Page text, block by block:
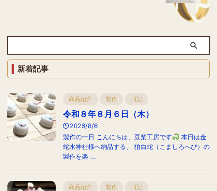
新着記事
商品紹介 製作 日記
令和８年８月６日（木）
2026/8/6
製作の一日 こんにちは、豆柴工房です
本日は金
蛇水神社様へ納品する、 狛白蛇（こましろへび）の
製作を楽 ...
商品紹介 製作 日記